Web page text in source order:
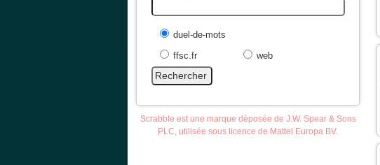
duel-de-mots
ffsc.fr
web
Scrabble est une marque déposée de J.W. Spear & Sons
PLC, utilisée sous licence de Mattel Europa BV.